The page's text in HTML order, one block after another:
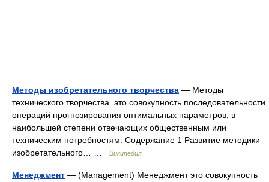
Методы изобретательного творчества — Методы
технического творчества это совокупность последовательности
операций прогнозирования оптимальных параметров, в
наибольшей степени отвечающих общественным или
техническим потребностям. Содержание 1 Развитие методики
изобретательного… …
Википедия
Менеджмент — (Management) Менеджмент это совокупность